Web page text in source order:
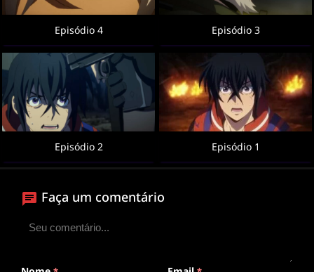
Episódio 4 Episódio 3
Episódio 2 Episódio 1
Faça um comentário